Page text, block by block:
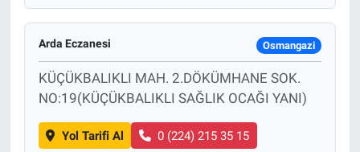
Arda Eczanesi Osmangazi
KÜÇÜKBALIKLI MAH. 2.DÖKÜMHANE SOK.
NO:19(KÜÇÜKBALIKLI SAĞLIK OCAĞI YANI)
Yol Tarifi Al 0 (224) 215 35 15